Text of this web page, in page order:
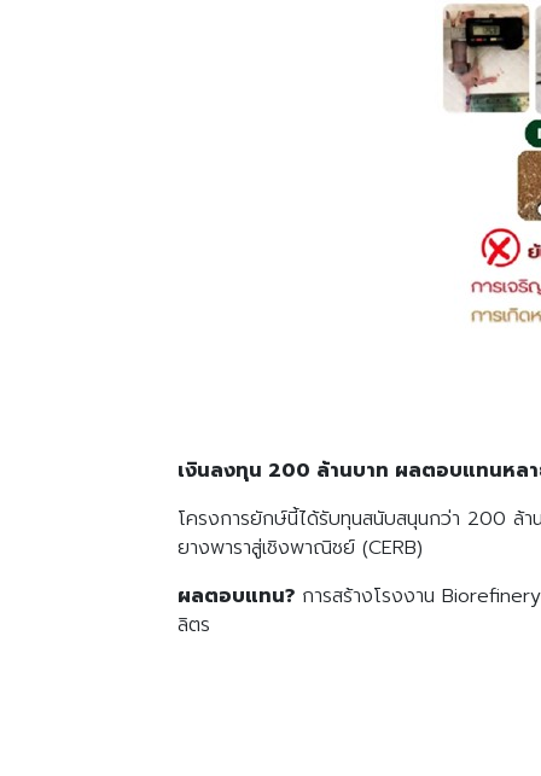
เงินลงทุน 200 ล้านบาท ผลตอบแทนหล
โครงการยักษ์นี้ได้รับทุนสนับสนุนกว่า 200 ล้า
ยางพาราสู่เชิงพาณิชย์ (CERB)
ผลตอบแทน? การสร้างโรงงาน
ลิตร